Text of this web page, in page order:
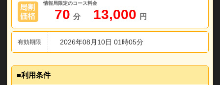
情報局限定のコース料金
70 分 13,000 円
有効期限 2026年08月10日 01時05分
利用条件